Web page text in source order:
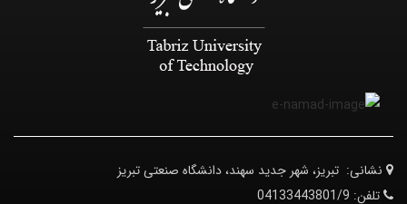
نشانی: تبریز، شهر جدید سهند، دانشگاه صنعتی تبریز
تلفن: 04133443801/9